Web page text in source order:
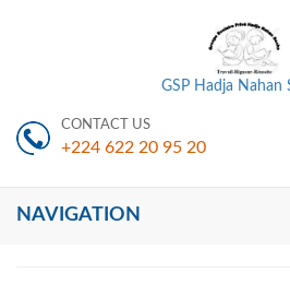
GSP Hadja Nahan
CONTACT US
+224 622 20 95 20
NAVIGATION